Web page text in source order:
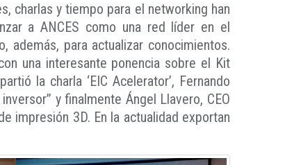
charlas y tiempo para el networking han
a ANCES como una red líder en el
además, para actualizar conocimientos.
una interesante ponencia sobre el Kit
la charla ‘EIC Acelerator’, Fernando
y finalmente Ángel Llavero, CEO
impresión 3D. En la actualidad exportan